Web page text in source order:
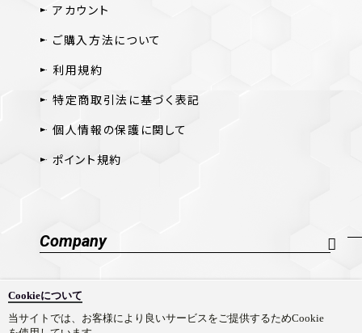
Cookieについて
当サイトでは、お客様により良いサービスをご提供するためCookie
アカウント
ご購入方法について
利用規約
特定商取引法に基づく表記
個人情報の保護に関して
ポイント規約
Company
会社概要
採用情報